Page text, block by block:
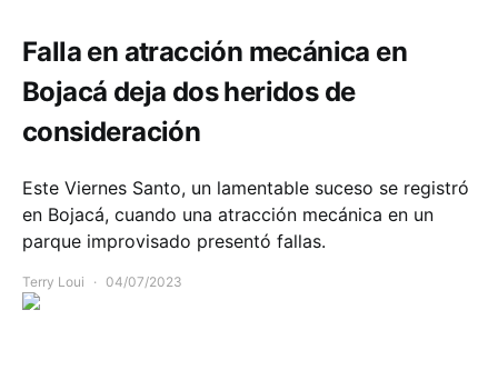
Falla en atracción mecánica en
Bojacá deja dos heridos de
consideración
Este Viernes Santo, un lamentable suceso se registró
en Bojacá, cuando una atracción mecánica en un
parque improvisado presentó fallas.
Terry Loui 04/07/2023